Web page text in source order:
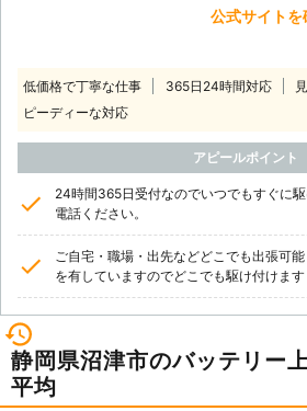
公式サイトを
低価格で丁寧な仕事 365日24時間対応
ピーディーな対応
アピールポイント
24時間365日受付なのでいつでもすぐに
電話ください。
ご自宅・職場・出先などどこでも出張可
を有していますのでどこでも駆け付けます
静岡県沼津市のバッテリー
平均